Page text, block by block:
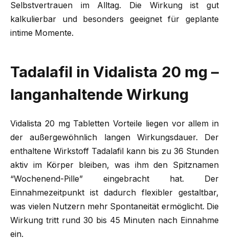
Selbstvertrauen im Alltag. Die Wirkung ist gut
kalkulierbar und besonders geeignet für geplante
intime Momente.
Tadalafil in Vidalista 20 mg –
langanhaltende Wirkung
Vidalista 20 mg Tabletten Vorteile liegen vor allem in
der außergewöhnlich langen Wirkungsdauer. Der
enthaltene Wirkstoff Tadalafil kann bis zu 36 Stunden
aktiv im Körper bleiben, was ihm den Spitznamen
“Wochenend-Pille” eingebracht hat. Der
Einnahmezeitpunkt ist dadurch flexibler gestaltbar,
was vielen Nutzern mehr Spontaneität ermöglicht. Die
Wirkung tritt rund 30 bis 45 Minuten nach Einnahme
ein.